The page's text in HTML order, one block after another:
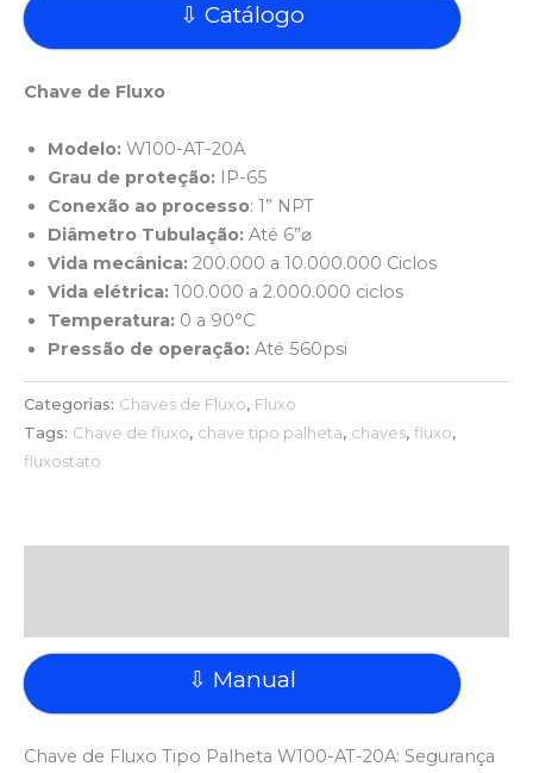
⇩ Catálogo
Chave de Fluxo
Modelo: W100-AT-20A
Grau de proteção: IP-65
Conexão ao processo: 1” NPT
Diâmetro Tubulação: Até 6”⌀
Vida mecânica: 200.000 a 10.000.000 Ciclos
Vida elétrica: 100.000 a 2.000.000 ciclos
Temperatura: 0 a 90°C
Pressão de operação: Até 560psi
Categorias: Chaves de Fluxo, Fluxo
Tags: Chave de fluxo, chave tipo palheta, chaves, fluxo,
fluxostato
⇩ Manual
Chave de Fluxo Tipo Palheta W100-AT-20A: Segurança